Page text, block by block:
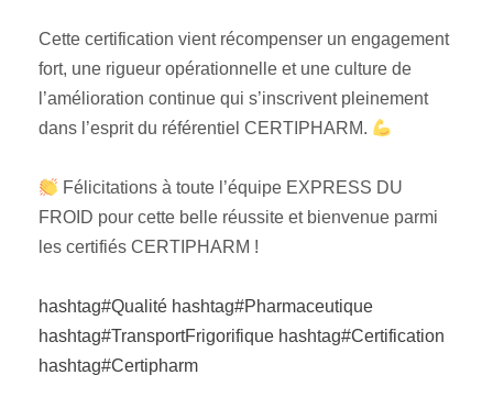
Cette certification vient récompenser un engagement
fort, une rigueur opérationnelle et une culture de
l’amélioration continue qui s’inscrivent pleinement
dans l’esprit du référentiel CERTIPHARM.
Félicitations à toute l’équipe EXPRESS DU
FROID pour cette belle réussite et bienvenue parmi
les certifiés CERTIPHARM !
hashtag#Qualité hashtag#Pharmaceutique
hashtag#TransportFrigorifique hashtag#Certification
hashtag#Certipharm